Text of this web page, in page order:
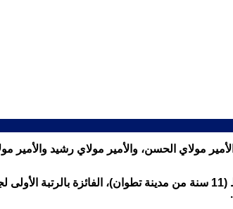
مولاي الحسن، والأمير مولاي رشيد والأمير
وبعد صلاتي العشاء والتراويح، رتلت القارئة الطفلة هجر المرابط